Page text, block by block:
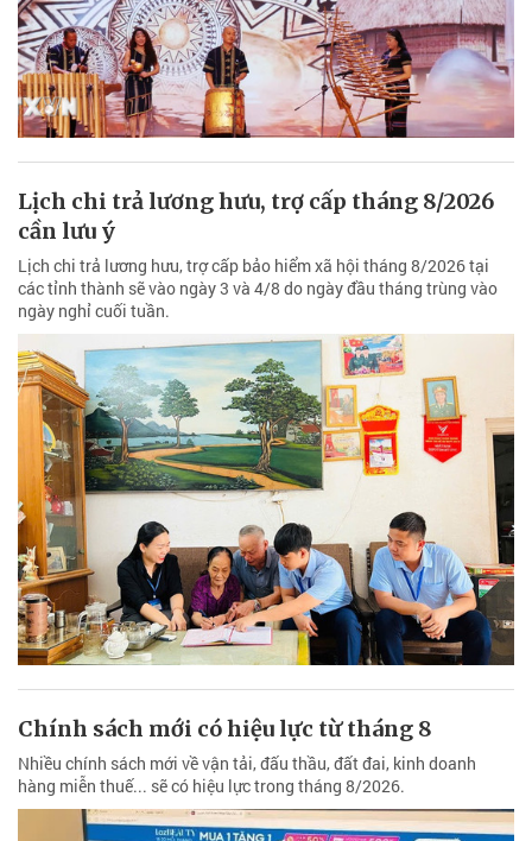
Lịch chi trả lương hưu, trợ cấp tháng 8/2026
cần lưu ý
Lịch chi trả lương hưu, trợ cấp bảo hiểm xã hội tháng 8/2026 tại
các tỉnh thành sẽ vào ngày 3 và 4/8 do ngày đầu tháng trùng vào
ngày nghỉ cuối tuần.
Chính sách mới có hiệu lực từ tháng 8
Nhiều chính sách mới về vận tải, đấu thầu, đất đai, kinh doanh
hàng miễn thuế... sẽ có hiệu lực trong tháng 8/2026.